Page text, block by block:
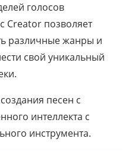
голосов
Creator позволяет
различные жанры и
свой уникальный
песен с
интеллекта с
инструмента.